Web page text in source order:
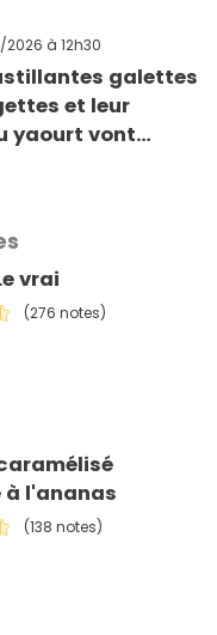
2026 à 12h30
galettes
et leur
yaourt vont
vrai
(276 notes)
à l'ananas
(138 notes)